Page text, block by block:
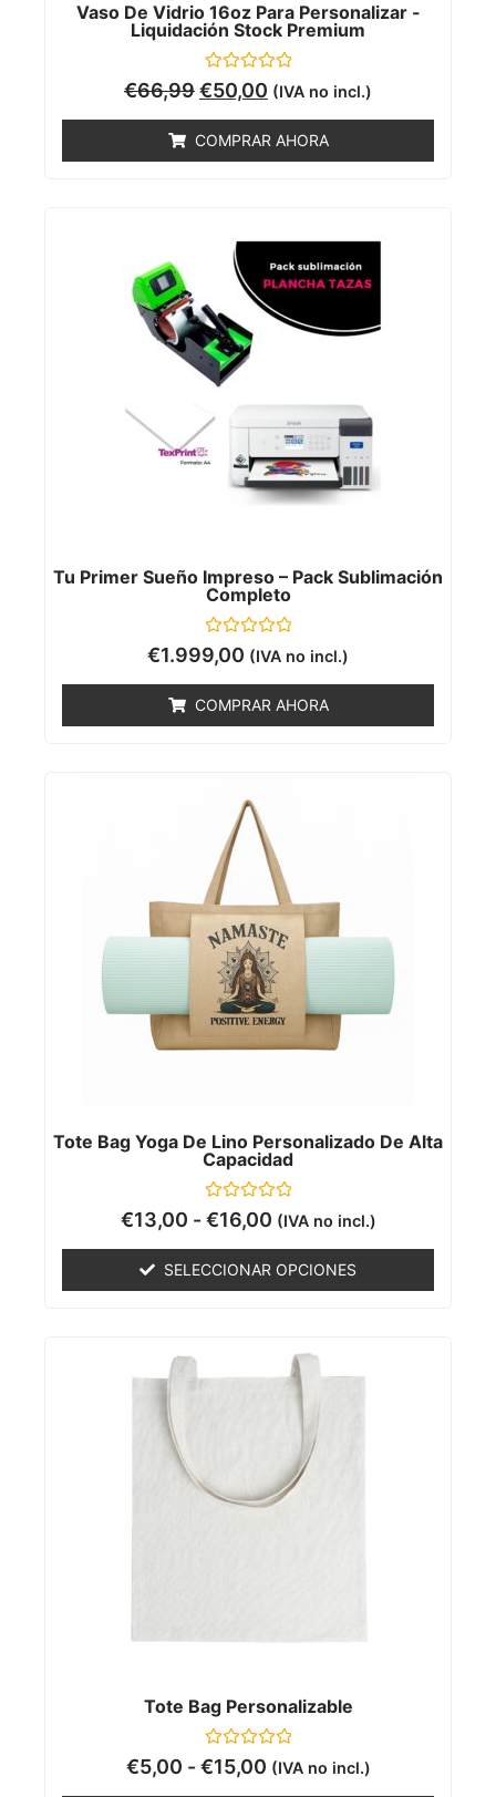
Vaso De Vidrio 16oz Para Personalizar -
Liquidación Stock Premium
Valorado
con
5
€66,99€50,00 (IVA no incl.)
COMPRAR AHORA
Tu Primer Sueño Impreso – Pack Sublimación
Completo
Valorado
con
5
€1.999,00 (IVA no incl.)
COMPRAR AHORA
Tote Bag Yoga De Lino Personalizado De Alta
Capacidad
Valorado
con
5
€13,00 - €16,00 (IVA no incl.)
SELECCIONAR OPCIONES
Tote Bag Personalizable
Valorado
con
€5,00 - €15,00 (IVA no incl.)